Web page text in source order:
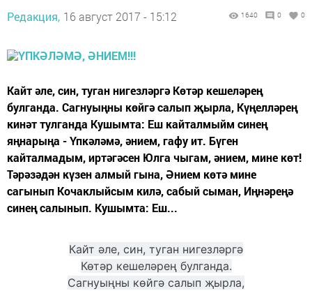
Редакция, 16 август 2017 - 15:12 1640 0 0
Кайт әле, син, туган нигезләргә Көтәр кешеләрең
булганда. Сагнуыңны көйгә салып җырла, Күңелләрең
кинәт тулганда Кушымта: Еш кайталмыйм синең
яңнарыңа - Үпкәләмә, әнием, гафу ит. Бүген
кайталмадым, иртәгәсен Юлга чыгам, әнием, мине көт!
Тәрәзәдән күзен алмый гына, Әнием көтә мине
сагынып Кочаклыйсым килә, сабый сыман, Иңнәреңә
синең салынып. Кушымта: Еш...
Кайт әле, син, туган нигезләргә
Көтәр кешеләрең булганда.
Сагнуыңны көйгә салып җырла,